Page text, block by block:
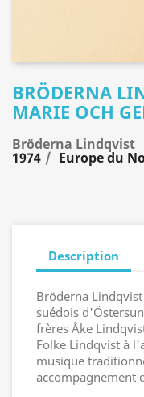
BRÖDERNA
MARIE OCH
Bröderna Lindqvist
1974 Europe du
Description
Bröderna
suédois
frères Åke
Folke Lindqvist à
musique
accompagnement